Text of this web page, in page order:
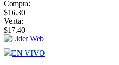
Compra:
$16.30
Venta:
$17.40
EN VIVO